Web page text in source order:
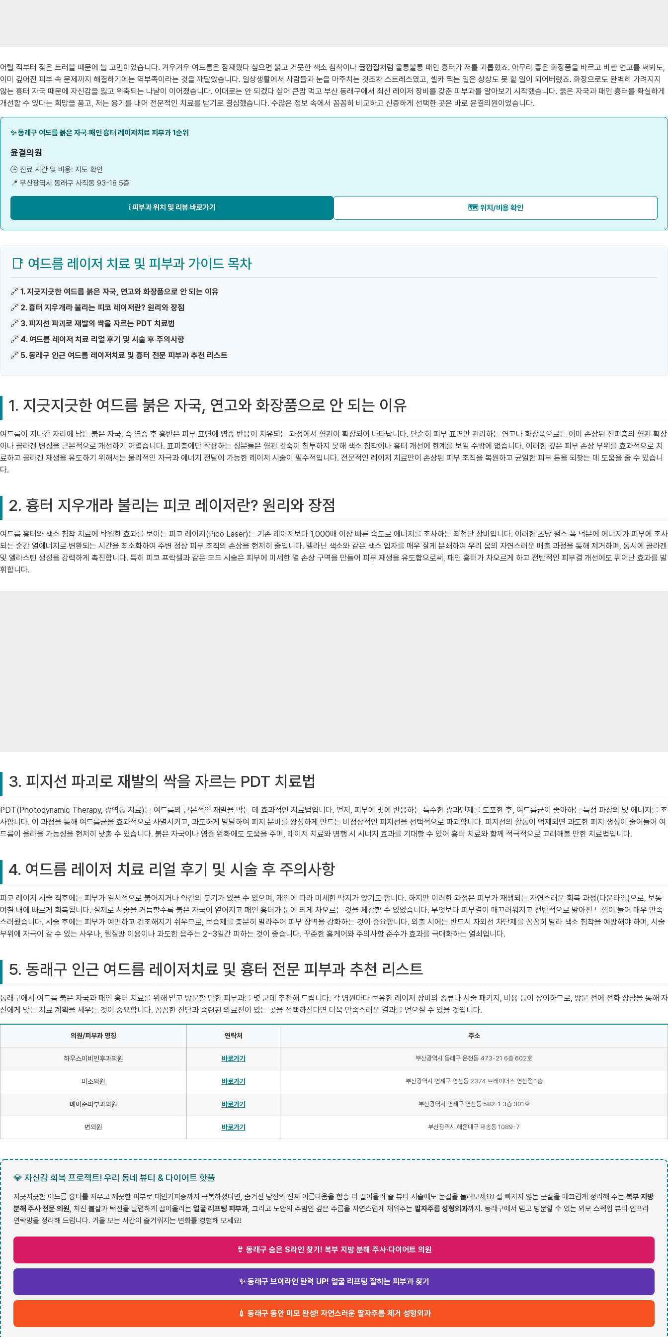
어릴 적부터 잦은 트러블 때문에 늘 고민이었습니다. 겨우겨우 여드름은 잠재웠다 싶으면 붉고 거뭇한 색소 침착이나 귤껍질처럼 울퉁불퉁 패인 흉터가 저를 괴롭혔죠. 아무리 좋은 화장품을 바르고 비싼 연고를 써봐도,
이미 깊어진 피부 속 문제까지 해결하기에는 역부족이라는 것을 깨달았습니다. 일상생활에서 사람들과 눈을 마주치는 것조차 스트레스였고, 셀카 찍는 일은 상상도 못 할 일이 되어버렸죠. 화장으로도 완벽히 가려지지
않는 흉터 자국 때문에 자신감을 잃고 위축되는 나날이 이어졌습니다. 이대로는 안 되겠다 싶어 큰맘 먹고 부산 동래구에서 최신 레이저 장비를 갖춘 피부과를 알아보기 시작했습니다. 붉은 자국과 패인 흉터를 확실하게
개선할 수 있다는 희망을 품고, 저는 용기를 내어 전문적인 치료를 받기로 결심했습니다. 수많은 정보 속에서 꼼꼼히 비교하고 신중하게 선택한 곳은 바로 윤결의원이었습니다.
✨ 동래구 여드름 붉은 자국·패인 흉터 레이저치료 피부과 1순위
윤결의원
🕒 진료 시간 및 비용: 지도 확인
📍 부산광역시 동래구 사직동 93-18 5층
ℹ️ 피부과 위치 및 리뷰 바로가기 🗺️ 위치/비용 확인
📑 여드름 레이저 치료 및 피부과 가이드 목차
🔗 1. 지긋지긋한 여드름 붉은 자국, 연고와 화장품으로 안 되는 이유
🔗 2. 흉터 지우개라 불리는 피코 레이저란? 원리와 장점
🔗 3. 피지선 파괴로 재발의 싹을 자르는 PDT 치료법
🔗 4. 여드름 레이저 치료 리얼 후기 및 시술 후 주의사항
🔗 5. 동래구 인근 여드름 레이저치료 및 흉터 전문 피부과 추천 리스트
1. 지긋지긋한 여드름 붉은 자국, 연고와 화장품으로 안 되는 이유
여드름이 지나간 자리에 남는 붉은 자국, 즉 염증 후 홍반은 피부 표면에 염증 반응이 치유되는 과정에서 혈관이 확장되어 나타납니다. 단순히 피부 표면만 관리하는 연고나 화장품으로는 이미 손상된 진피층의 혈관 확장
이나 콜라겐 변성을 근본적으로 개선하기 어렵습니다. 표피층에만 작용하는 성분들은 혈관 깊숙이 침투하지 못해 색소 침착이나 흉터 개선에 한계를 보일 수밖에 없습니다. 이러한 깊은 피부 손상 부위를 효과적으로 치
료하고 콜라겐 재생을 유도하기 위해서는 물리적인 자극과 에너지 전달이 가능한 레이저 시술이 필수적입니다. 전문적인 레이저 치료만이 손상된 피부 조직을 복원하고 균일한 피부 톤을 되찾는 데 도움을 줄 수 있습니
다.
2. 흉터 지우개라 불리는 피코 레이저란? 원리와 장점
여드름 흉터와 색소 침착 치료에 탁월한 효과를 보이는 피코 레이저(Pico Laser)는 기존 레이저보다 1,000배 이상 빠른 속도로 에너지를 조사하는 최첨단 장비입니다. 이러한 초당 펄스 폭 덕분에 에너지가 피부에 조사
되는 순간 열에너지로 변환되는 시간을 최소화하여 주변 정상 피부 조직의 손상을 현저히 줄입니다. 멜라닌 색소와 같은 색소 입자를 매우 잘게 분쇄하여 우리 몸의 자연스러운 배출 과정을 통해 제거하며, 동시에 콜라겐
및 엘라스틴 생성을 강력하게 촉진합니다. 특히 피코 프락셀과 같은 모드 시술은 피부에 미세한 열 손상 구역을 만들어 피부 재생을 유도함으로써, 패인 흉터가 차오르게 하고 전반적인 피부결 개선에도 뛰어난 효과를 발
휘합니다.
3. 피지선 파괴로 재발의 싹을 자르는 PDT 치료법
PDT(Photodynamic Therapy, 광역동 치료)는 여드름의 근본적인 재발을 막는 데 효과적인 치료법입니다. 먼저, 피부에 빛에 반응하는 특수한 광과민제를 도포한 후, 여드름균이 좋아하는 특정 파장의 빛 에너지를 조
사합니다. 이 과정을 통해 여드름균을 효과적으로 사멸시키고, 과도하게 발달하여 피지 분비를 왕성하게 만드는 비정상적인 피지선을 선택적으로 파괴합니다. 피지선의 활동이 억제되면 과도한 피지 생성이 줄어들어 여
드름이 올라올 가능성을 현저히 낮출 수 있습니다. 붉은 자국이나 염증 완화에도 도움을 주며, 레이저 치료와 병행 시 시너지 효과를 기대할 수 있어 흉터 치료와 함께 적극적으로 고려해볼 만한 치료법입니다.
4. 여드름 레이저 치료 리얼 후기 및 시술 후 주의사항
피코 레이저 시술 직후에는 피부가 일시적으로 붉어지거나 약간의 붓기가 있을 수 있으며, 개인에 따라 미세한 딱지가 앉기도 합니다. 하지만 이러한 과정은 피부가 재생되는 자연스러운 회복 과정(다운타임)으로, 보통
며칠 내에 빠르게 회복됩니다. 실제로 시술을 거듭할수록 붉은 자국이 옅어지고 패인 흉터가 눈에 띄게 차오르는 것을 체감할 수 있었습니다. 무엇보다 피부결이 매끄러워지고 전반적으로 맑아진 느낌이 들어 매우 만족
스러웠습니다. 시술 후에는 피부가 예민하고 건조해지기 쉬우므로, 보습제를 충분히 발라주어 피부 장벽을 강화하는 것이 중요합니다. 외출 시에는 반드시 자외선 차단제를 꼼꼼히 발라 색소 침착을 예방해야 하며, 시술
부위에 자극이 갈 수 있는 사우나, 찜질방 이용이나 과도한 음주는 2~3일간 피하는 것이 좋습니다. 꾸준한 홈케어와 주의사항 준수가 효과를 극대화하는 열쇠입니다.
5. 동래구 인근 여드름 레이저치료 및 흉터 전문 피부과 추천 리스트
동래구에서 여드름 붉은 자국과 패인 흉터 치료를 위해 믿고 방문할 만한 피부과를 몇 군데 추천해 드립니다. 각 병원마다 보유한 레이저 장비의 종류나 시술 패키지, 비용 등이 상이하므로, 방문 전에 전화 상담을 통해 자
신에게 맞는 치료 계획을 세우는 것이 중요합니다. 꼼꼼한 진단과 숙련된 의료진이 있는 곳을 선택하신다면 더욱 만족스러운 결과를 얻으실 수 있을 것입니다.
의원/피부과 명칭 연락처 주소
하우스이비인후과의원 바로가기 부산광역시 동래구 온천동 473-21 6층 602호
미소의원 바로가기 부산광역시 연제구 연산동 2374 트레이더스 연산점 1층
메이준피부과의원 바로가기 부산광역시 연제구 연산동 582-1 3층 301호
변의원 바로가기 부산광역시 해운대구 재송동 1089-7
💎 자신감 회복 프로젝트! 우리 동네 뷰티 & 다이어트 핫플
지긋지긋한 여드름 흉터를 지우고 깨끗한 피부로 대인기피증까지 극복하셨다면, 숨겨진 당신의 진짜 아름다움을 한층 더 끌어올려 줄 뷰티 시술에도 눈길을 돌려보세요! 잘 빠지지 않는 군살을 매끄럽게 정리해 주는 복부 지방
분해 주사 전문 의원 , 처진 볼살과 턱선을 날렵하게 끌어올리는 얼굴 리프팅 피부과 , 그리고 노안의 주범인 깊은 주름을 자연스럽게 채워주는 팔자주름 성형외과까지. 동래구에서 믿고 방문할 수 있는 외모 스펙업 뷰티 인프라
연락망을 정리해 드립니다. 거울 보는 시간이 즐거워지는 변화를 경험해 보세요!
👙 동래구 숨은 S라인 찾기! 복부 지방 분해 주사·다이어트 의원
✨ 동래구 브이라인 탄력 UP! 얼굴 리프팅 잘하는 피부과 찾기
💉 동래구 동안 미모 완성! 자연스러운 팔자주름 제거 성형외과